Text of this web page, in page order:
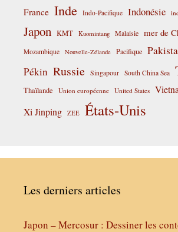
France Inde Indo-Pacifique Indonésie
Japon KMT Kuomintang Malaisie mer de
Mozambique Nouvelle-Zélande Pacifique
Pékin Russie Singapour South China Sea
Thaïlande Union européenne United States
Xi Jinping ZEE États-Unis
Les derniers articles
Japon – Mercosur : Dessiner les